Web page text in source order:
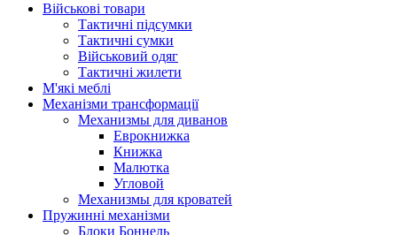
Військові товари
Тактичні підсумки
Тактичні сумки
Військовий одяг
Тактичні жилети
М'які меблі
Механізми трансформації
Механизмы для диванов
Еврокнижка
Книжка
Малютка
Угловой
Механизмы для кроватей
Пружинні механізми
Блоки Боннель